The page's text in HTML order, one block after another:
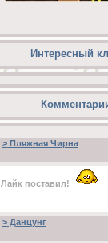
Интересный
>Пляжная Чирна
Лайк поставил!
>Данцунг